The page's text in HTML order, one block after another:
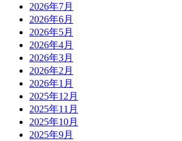
2026年7月
2026年6月
2026年5月
2026年4月
2026年3月
2026年2月
2026年1月
2025年12月
2025年11月
2025年10月
2025年9月